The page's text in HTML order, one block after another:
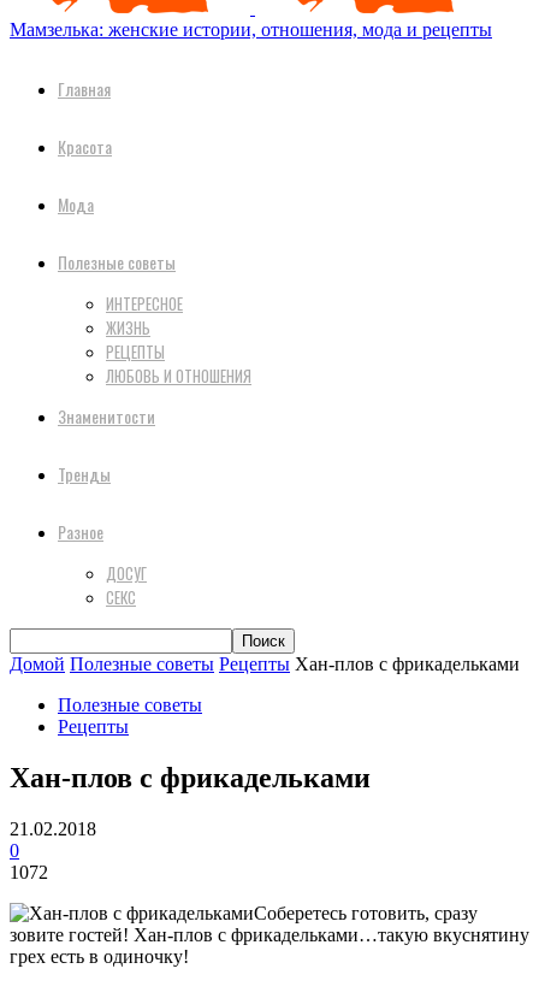
Мамзелька: женские истории, отношения, мода и рецепты
Главная
Красота
Мода
Полезные советы
ИНТЕРЕСНОЕ
ЖИЗНЬ
РЕЦЕПТЫ
ЛЮБОВЬ И ОТНОШЕНИЯ
Знаменитости
Тренды
Разное
ДОСУГ
СЕКС
Домой Полезные советы Рецепты Хан-плов с фрикадельками
Полезные советы
Рецепты
Хан-плов с фрикадельками
21.02.2018
0
1072
Соберетесь готовить, сразу
зовите гостей! Хан-плов с фрикадельками…такую вкуснятину
грех есть в одиночку!